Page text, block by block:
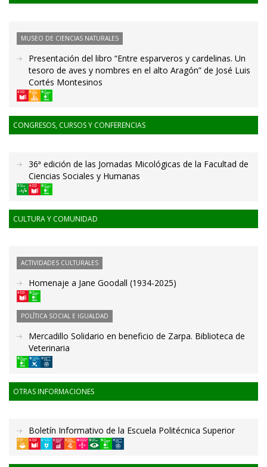
MUSEO DE CIENCIAS NATURALES
Presentación del libro “Entre esparveros y cardelinas. Un
tesoro de aves y nombres en el alto Aragón” de José Luis
Cortés Montesinos
CONGRESOS, CURSOS Y CONFERENCIAS
36ª edición de las Jornadas Micológicas de la Facultad de
Ciencias Sociales y Humanas
CULTURA Y COMUNIDAD
ACTIVIDADES CULTURALES
Homenaje a Jane Goodall (1934-2025)
POLÍTICA SOCIAL E IGUALDAD
Mercadillo Solidario en beneficio de Zarpa. Biblioteca de
Veterinaria
OTRAS INFORMACIONES
Boletín Informativo de la Escuela Politécnica Superior